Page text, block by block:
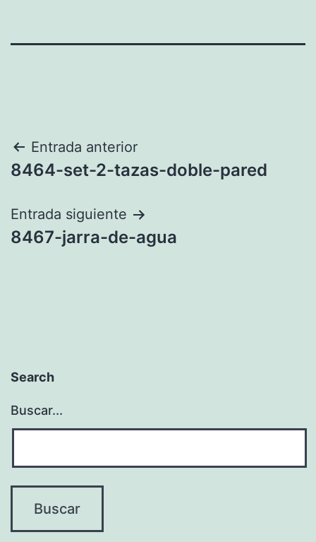
Navegación
de
entradas
Entrada anterior
8464-set-2-tazas-doble-pared
Entrada siguiente
8467-jarra-de-agua
Search
Buscar...